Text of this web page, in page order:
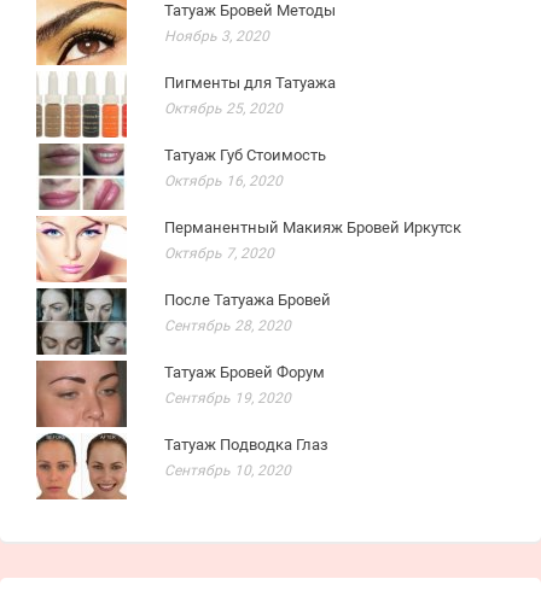
Татуаж Бровей Методы
Ноябрь 3, 2020
Пигменты для Татуажа
Октябрь 25, 2020
Татуаж Губ Стоимость
Октябрь 16, 2020
Перманентный Макияж Бровей Иркутск
Октябрь 7, 2020
После Татуажа Бровей
Сентябрь 28, 2020
Татуаж Бровей Форум
Сентябрь 19, 2020
Татуаж Подводка Глаз
Сентябрь 10, 2020